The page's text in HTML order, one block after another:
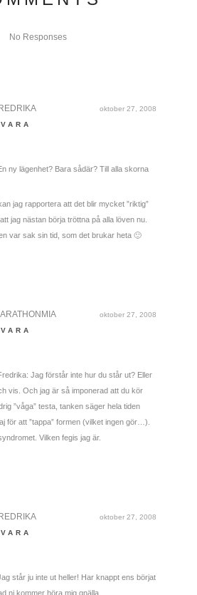
No Responses
oktober 27, 2008
ny lägenhet? Bara sådär? Till alla skorna
jag rapportera att det blir mycket ”riktig”
jag nästan börja tröttna på alla löven nu.
var sak sin tid, som det brukar heta 🙂
oktober 27, 2008
Jag förstår inte hur du står ut? Eller
vis. Och jag är så imponerad att du kör
”våga” testa, tanken säger hela tiden
för att ”tappa” formen (vilket ingen gör…).
Vilken fegis jag är.
oktober 27, 2008
står ju inte ut heller! Har knappt ens börjat
ni kommer höra mig gnälla…